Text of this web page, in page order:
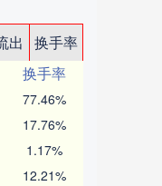
出
换手率
换手率
77.46%
17.76%
1.17%
12.21%